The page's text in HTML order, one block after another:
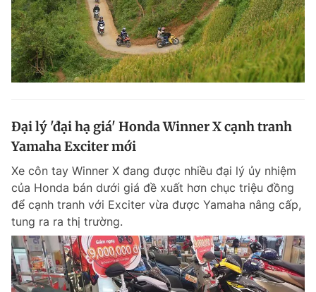
Đại lý 'đại hạ giá' Honda Winner X cạnh tranh
Yamaha Exciter mới
Xe côn tay Winner X đang được nhiều đại lý ủy nhiệm
của Honda bán dưới giá đề xuất hơn chục triệu đồng
để cạnh tranh với Exciter vừa được Yamaha nâng cấp,
tung ra ra thị trường.